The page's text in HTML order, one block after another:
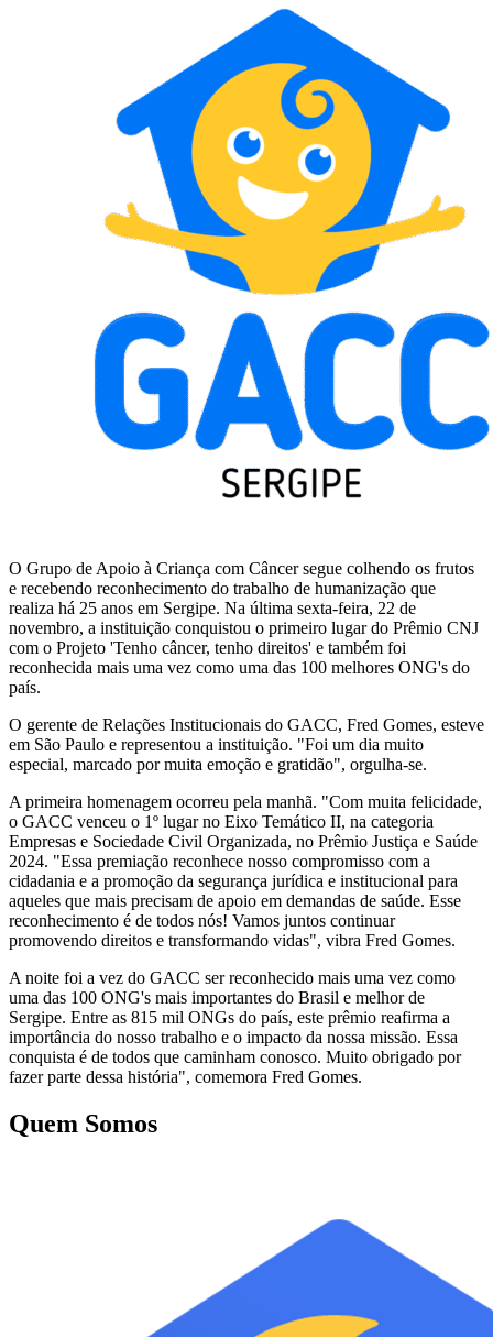
O Grupo de Apoio à Criança com Câncer segue colhendo os frutos
e recebendo reconhecimento do trabalho de humanização que
realiza há 25 anos em Sergipe. Na última sexta-feira, 22 de
novembro, a instituição conquistou o primeiro lugar do Prêmio CNJ
com o Projeto 'Tenho câncer, tenho direitos' e também foi
reconhecida mais uma vez como uma das 100 melhores ONG's do
país.
O gerente de Relações Institucionais do GACC, Fred Gomes, esteve
em São Paulo e representou a instituição. "Foi um dia muito
especial, marcado por muita emoção e gratidão", orgulha-se.
A primeira homenagem ocorreu pela manhã. "Com muita felicidade,
o GACC venceu o 1º lugar no Eixo Temático II, na categoria
Empresas e Sociedade Civil Organizada, no Prêmio Justiça e Saúde
2024. "Essa premiação reconhece nosso compromisso com a
cidadania e a promoção da segurança jurídica e institucional para
aqueles que mais precisam de apoio em demandas de saúde. Esse
reconhecimento é de todos nós! Vamos juntos continuar
promovendo direitos e transformando vidas", vibra Fred Gomes.
A noite foi a vez do GACC ser reconhecido mais uma vez como
uma das 100 ONG's mais importantes do Brasil e melhor de
Sergipe. Entre as 815 mil ONGs do país, este prêmio reafirma a
importância do nosso trabalho e o impacto da nossa missão. Essa
conquista é de todos que caminham conosco. Muito obrigado por
fazer parte dessa história", comemora Fred Gomes.
Quem Somos